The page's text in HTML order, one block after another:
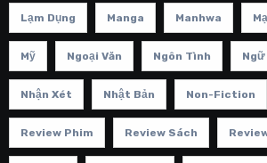
Lạm Dụng Manga Manhwa
Mỹ Ngoại Văn Ngôn Tình
Nhận Xét Nhật Bản Non-Fiction
Review Phim Review Sách